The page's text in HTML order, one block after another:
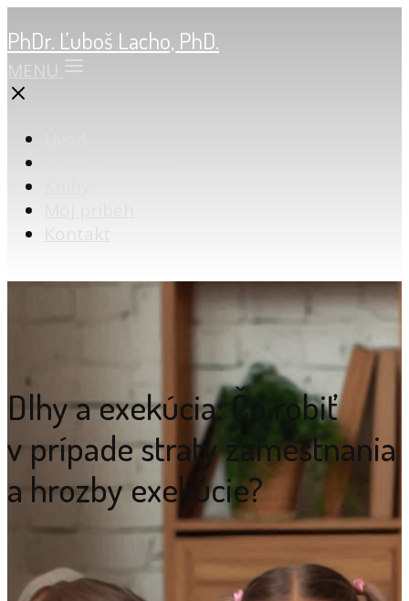
PhDr. Ľuboš Lacho, PhD.
MENU
Dlhy a exekúcia: Čo robiť
v prípade straty zamestnania
a hrozby exekúcie?